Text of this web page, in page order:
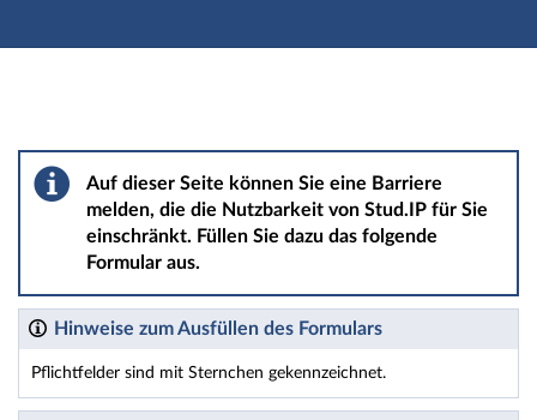
Hauptnavigation
Barriere melden
Auf dieser Seite können Sie eine Barriere
melden, die die Nutzbarkeit von Stud.IP für Sie
einschränkt. Füllen Sie dazu das folgende
Formular aus.
Hinweise zum Ausfüllen des Formulars
Pflichtfelder sind mit Sternchen gekennzeichnet.
Dieses Formular enthält Pflichtfelder.